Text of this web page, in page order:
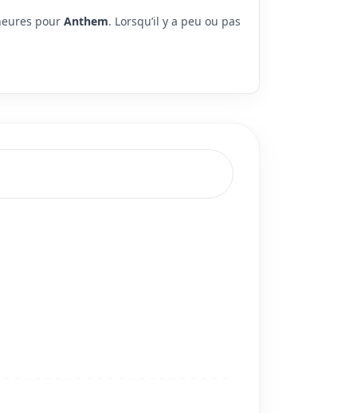
pour Anthem. Lorsqu’il y a peu ou pas